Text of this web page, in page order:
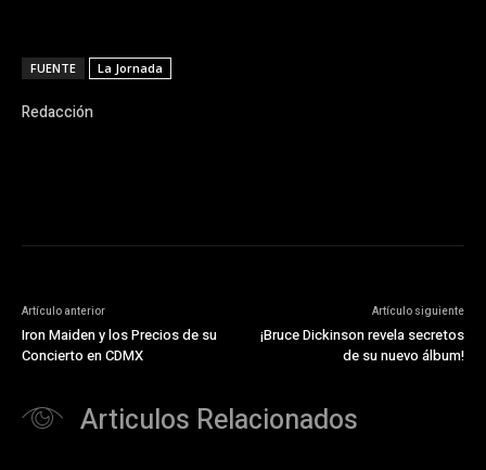
FUENTE La Jornada
Redacción
Artículo anterior
Iron Maiden y los Precios de su
Concierto en CDMX
Artículo siguiente
¡Bruce Dickinson revela secretos
de su nuevo álbum!
Articulos Relacionados